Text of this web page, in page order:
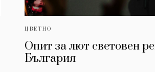
ЦВЕТНО
Опит за лют световен
България